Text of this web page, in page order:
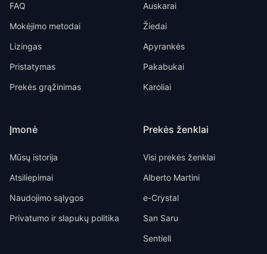
FAQ
Mokėjimo metodai
Lizingas
Pristatymas
Prekės grąžinimas
Įmonė
Mūsų istorija
Atsiliepimai
Naudojimo sąlygos
Privatumo ir slapukų politika
Auskarai
Žiedai
Apyrankės
Pakabukai
Karoliai
Prekės ženklai
Visi prekės ženklai
Alberto Martini
e-Crystal
San Saru
Sentiell